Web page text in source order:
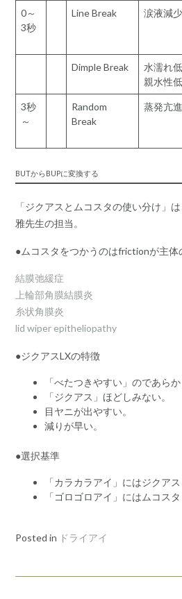
0～
3秒
Line Break 涙液減
Dimple Break
水濡れ
親水性
3秒
～
Random
Break
蒸発亢
BUTからBUPに変換する
「ジクアスとムコスタの使い分け」
雅先生の担当。
●ムコスタをつかうのはfrictionが主体
結膜弛緩症
上輪部角膜結膜炎
糸状角膜炎
lid wiper epitheliopathy
●ジクアスLXの特徴
「べたつきやすい」のであら
「ジクアス」ほどしみない。
目ヤニが出やすい。
減りが早い。
●選択基準
「カラカラアイ」にはジクアス
「ゴロゴロアイ」にはムコスタ
Posted in ドライアイ